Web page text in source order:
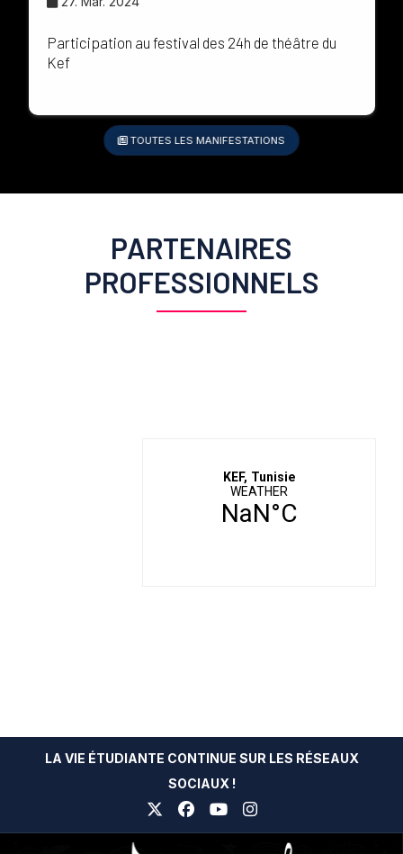
Forum annuel des instituts supérieurs des arts:
Art Concern
TOUTES LES MANIFESTATIONS
PARTENAIRES
PROFESSIONNELS
LA VIE ÉTUDIANTE CONTINUE SUR LES RÉSEAUX
SOCIAUX !